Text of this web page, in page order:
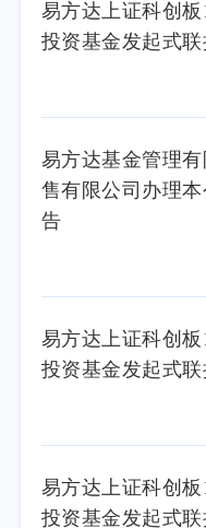
易方达上证科创
投资基金发起式
易方达基金管理
售有限公司办理
告
易方达上证科创
投资基金发起式
易方达上证科创
投资基金发起式